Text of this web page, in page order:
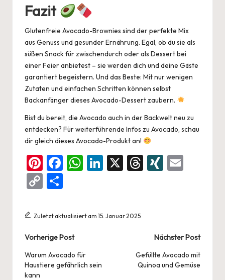
Fazit
Glutenfreie Avocado-Brownies sind der perfekte Mix
aus Genuss und gesunder Ernährung. Egal, ob du sie als
süßen Snack für zwischendurch oder als Dessert bei
einer Feier anbietest – sie werden dich und deine Gäste
garantiert begeistern. Und das Beste: Mit nur wenigen
Zutaten und einfachen Schritten können selbst
Backanfänger dieses Avocado-Dessert zaubern.
Bist du bereit, die Avocado auch in der Backwelt neu zu
entdecken? Für weiterführende Infos zu Avocado, schau
dir gleich dieses Avocado-Produkt an!
Pi
nt
er
es
F
e
o
o
W
s
p
Li
dI
X
T
XI
C
p
y
Li
n
n
Zuletzt aktualisiert am 15. Januar 2025
Post
navigation
Vorherige Post
Warum Avocado für
Haustiere gefährlich sein
kann
Nächster Post
Gefüllte Avocado mit
Quinoa und Gemüse